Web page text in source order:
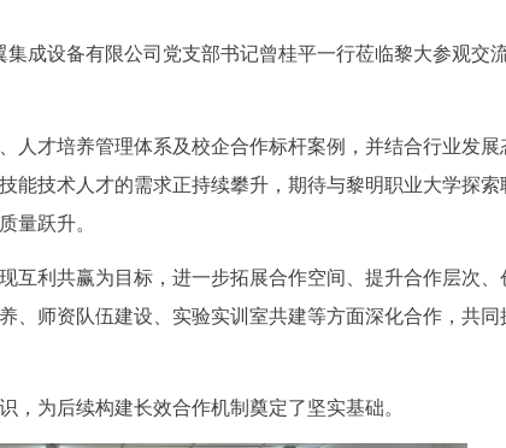
成设备有限公司党支部书记曾桂平一行莅临黎大参观交
人才培养管理体系及校企合作标杆案例，并结合行业发展
能技术人才的需求正持续攀升，期待与黎明职业大学探索
量跃升。
互利共赢为目标，进一步拓展合作空间、提升合作层次、
、师资队伍建设、实验实训室共建等方面深化合作，共同
，为后续构建长效合作机制奠定了坚实基础。